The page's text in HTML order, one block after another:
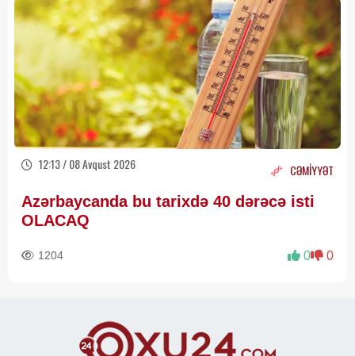
12:13 / 08 Avqust 2026 CƏMİYYƏT
Azərbaycanda bu tarixdə 40 dərəcə isti
OLACAQ
1204 0 0